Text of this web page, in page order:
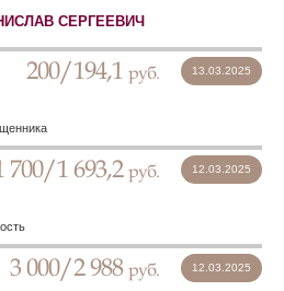
СЕРГЕЕВИЧ
200/194,1 руб. 13.03.2025
700/1 693,2 руб. 12.03.2025
3 000/2 988 руб. 12.03.2025